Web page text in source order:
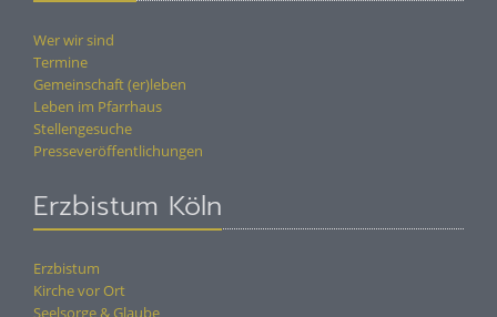
Wer wir sind
Termine
Gemeinschaft (er)leben
Leben im Pfarrhaus
Stellengesuche
Presseveröffentlichungen
Erzbistum Köln
Erzbistum
Kirche vor Ort
Seelsorge & Glaube